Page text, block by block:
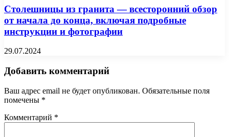
Столешницы из гранита — всесторонний обзор
от начала до конца, включая подробные
инструкции и фотографии
29.07.2024
Добавить комментарий
Ваш адрес email не будет опубликован. Обязательные поля
помечены *
Комментарий *